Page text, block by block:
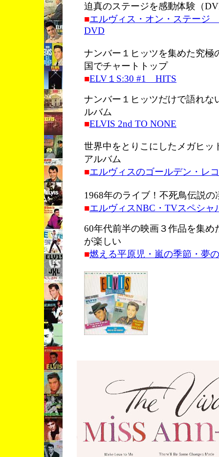
迫真のステージを感動体験（
■エルヴィス・オン・ステージ
DVD
ナンバー１ヒッツを集めた究極
国でチャートトップ
■ELV１S:30 #1 HITS
ナンバー１ヒッツだけで語れな
ルバム
■ELVIS 2nd TO NONE
世界中をとりこにしたメガヒッ
アルバム
■エルヴィスのゴールデン・レ
1968年のライブ！不死鳥伝説
■エルヴィスNBC・TVスペシ
60年代前半の映画３作品を集
が楽しい
■燃える平原児・嵐の季節・夢